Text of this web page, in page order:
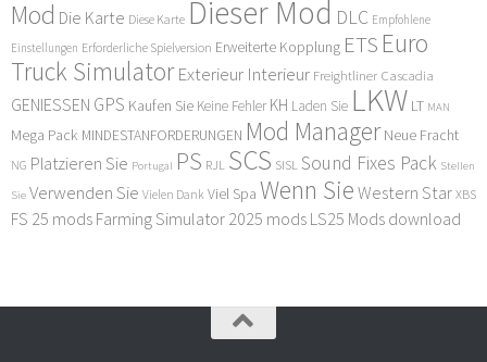
Mod Die Karte Diese Karte Dieser Mod DLC Empfohlene
Einstellungen Erforderliche Spielversion Erweiterte Kopplung ETS Euro
Truck Simulator Exterieur Interieur Freightliner Cascadia
GENIESSEN GPS Kaufen Sie Keine Fehler KH Laden Sie LKW LT MAN
Mega Pack MINDESTANFORDERUNGEN Mod Manager Neue Fracht
NG Platzieren Sie Portugal PS RJL SCS SISLSound Fixes Pack Stellen
Sie Verwenden Sie Vielen Dank Viel Spa Wenn Sie Western Star XBS
FS 25 mods Farming Simulator 2025 mods LS25 Mods download